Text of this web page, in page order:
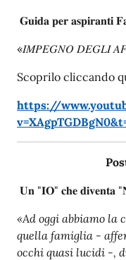
𝐆𝐮𝐢𝐝𝐚 𝐩𝐞𝐫 𝐚𝐬𝐩𝐢𝐫𝐚𝐧𝐭𝐢
«𝐼𝑀𝑃𝐸𝐺𝑁𝑂 𝐷𝐸𝐺𝐿𝐼
Scoprilo cliccando
https://
𝐔𝐧 "𝐈𝐎" 𝐜𝐡𝐞 𝐝𝐢𝐯𝐞𝐧𝐭𝐚
«Ad oggi abbiamo la
quella famiglia -
occhi quasi lucidi -,